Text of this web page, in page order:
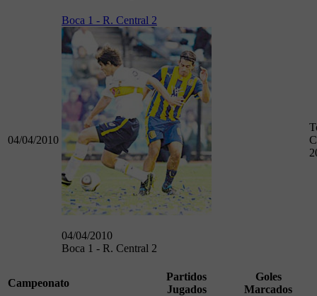
04/04/2010
Boca 1 - R. Central 2
04/04/2010
Boca 1 - R. Central 2
Campeonato
Partidos
Jugados
Goles
Marcados